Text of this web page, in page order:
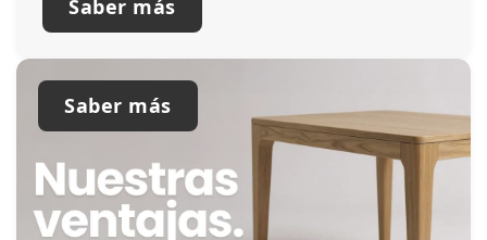
Saber más
Saber más